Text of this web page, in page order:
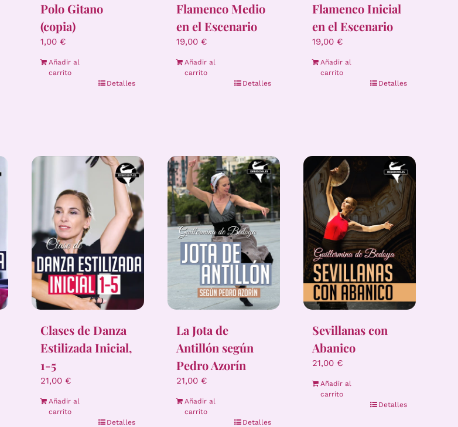
Polo Gitano
(copia)
1,00 €
Añadir al
carrito
Detalles
Flamenco Medio
en el Escenario
19,00 €
Añadir al
carrito
Detalles
Flamenco Inicial
en el Escenario
19,00 €
Añadir al
carrito
Detalles
Clases de Danza
Estilizada Inicial,
1-5
21,00 €
Añadir al
carrito
Detalles
La Jota de
Antillón según
Pedro Azorín
21,00 €
Añadir al
carrito
Detalles
Sevillanas con
Abanico
21,00 €
Añadir al
carrito
Detalles